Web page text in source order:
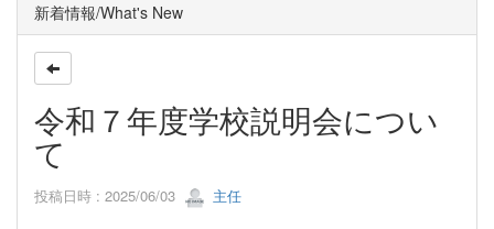
新着情報/What's New
令和７年度学校説明会につい
て
投稿日時 : 2025/06/03 主任